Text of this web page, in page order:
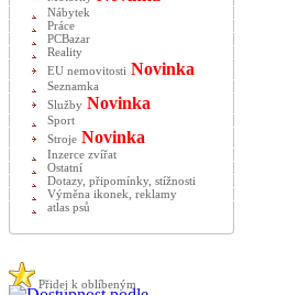
Nábytek
Práce
PCBazar
Reality
EU nemovitosti Novinka
Seznamka
Služby Novinka
Sport
Stroje Novinka
Inzerce zvířat
Ostatní
Dotazy, připomínky, stížnosti
Výměna ikonek, reklamy
atlas psů
Přidej k oblíbeným